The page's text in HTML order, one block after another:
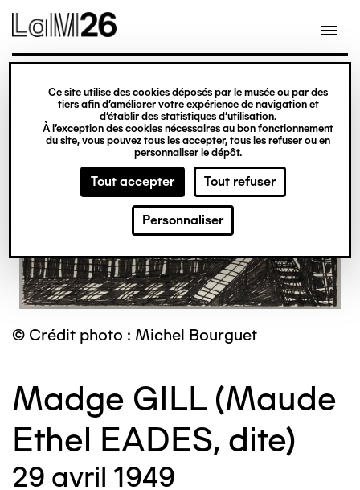
Gestion des cookies
Ce site utilise des cookies déposés par le musée ou par des
tiers afin d’améliorer votre expérience de navigation et
d’établir des statistiques d’utilisation.
À l’exception des cookies nécessaires au bon fonctionnement
du site, vous pouvez tous les accepter, tous les refuser ou en
personnaliser le dépôt.
Tout accepter Tout refuser
Personnaliser
contenu
© Crédit photo : Michel Bourguet
Madge GILL (Maude
Ethel EADES, dite)
29 avril 1949